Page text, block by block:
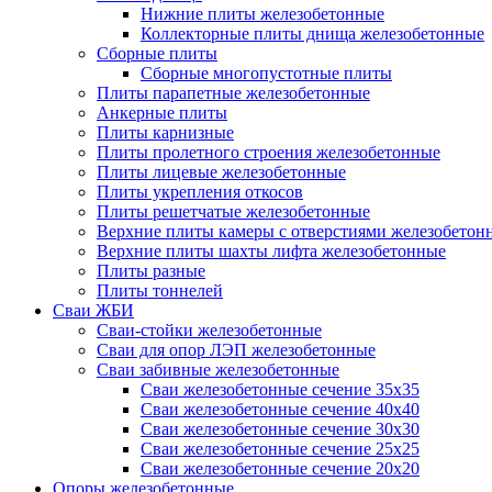
Нижние плиты железобетонные
Коллекторные плиты днища железобетонные
Сборные плиты
Сборные многопустотные плиты
Плиты парапетные железобетонные
Анкерные плиты
Плиты карнизные
Плиты пролетного строения железобетонные
Плиты лицевые железобетонные
Плиты укрепления откосов
Плиты решетчатые железобетонные
Верхние плиты камеры с отверстиями
Верхние плиты шахты лифта железобетонные
Плиты разные
Плиты тоннелей
Сваи ЖБИ
Сваи-стойки железобетонные
Сваи для опор ЛЭП железобетонные
Сваи забивные железобетонные
Сваи железобетонные сечение 35x35
Сваи железобетонные сечение 40x40
Сваи железобетонные сечение 30x30
Сваи железобетонные сечение 25x25
Сваи железобетонные сечение 20x20
Опоры железобетонные